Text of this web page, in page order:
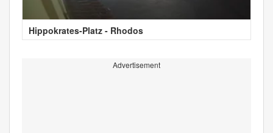
Hippokrates-Platz - Rhodos
Advertisement